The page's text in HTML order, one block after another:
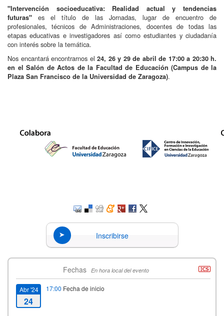
"Intervención socioeducativa: Realidad actual y tendencias
futuras" es el título de las Jornadas, lugar de encuentro de
profesionales, técnicos de Administraciones, docentes de todas las
etapas educativas e investigadores así como estudiantes y ciudadanía
con interés sobre la temática.
Nos encantará encontrarnos el 24, 26 y 29 de abril de 17:00 a 20:30 h.
en el Salón de Actos de la Facultad de Educación (Campus de la
Plaza San Francisco de la Universidad de Zaragoza).
Inscribirse
Fechas En hora local del evento
Abr '24
24
17:00 Fecha de inicio